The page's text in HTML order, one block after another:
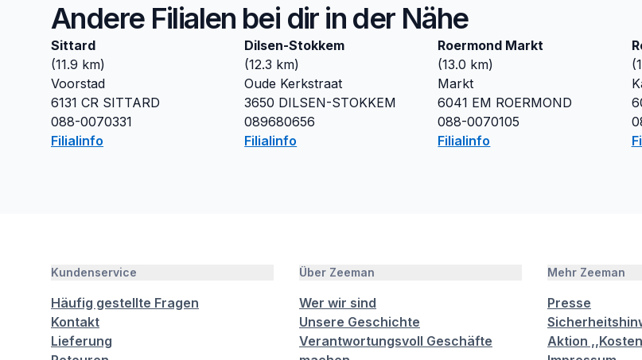
Andere Filialen bei dir in der Nähe
Sittard
(11.9 km)
Voorstad
6131 CR SITTARD
088-0070331
Filialinfo
Dilsen-Stokkem
(12.3 km)
Oude Kerkstraat
3650 DILSEN-STOKKEM
089680656
Filialinfo
Roermond Markt
(13.0 km)
Markt
6041 EM ROERMOND
088-0070105
Filialinfo
(
Kundenservice
Häufig gestellte Fragen
Kontakt
Lieferung
Über Zeeman
Wer wir sind
Unsere Geschichte
Verantwortungsvoll Geschäfte
Mehr Zeeman
Presse
Aktion